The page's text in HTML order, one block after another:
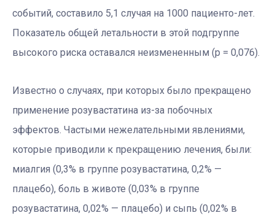
событий, составило 5,1 случая на 1000 пациенто-лет.
Показатель общей летальности в этой подгруппе
высокого риска оставался неизмененным (р = 0,076).
Известно о случаях, при которых было прекращено
применение розувастатина из-за побочных
эффектов. Частыми нежелательными явлениями,
которые приводили к прекращению лечения, были:
миалгия (0,3% в группе розувастатина, 0,2% —
плацебо), боль в животе (0,03% в группе
розувастатина, 0,02% — плацебо) и сыпь (0,02% в